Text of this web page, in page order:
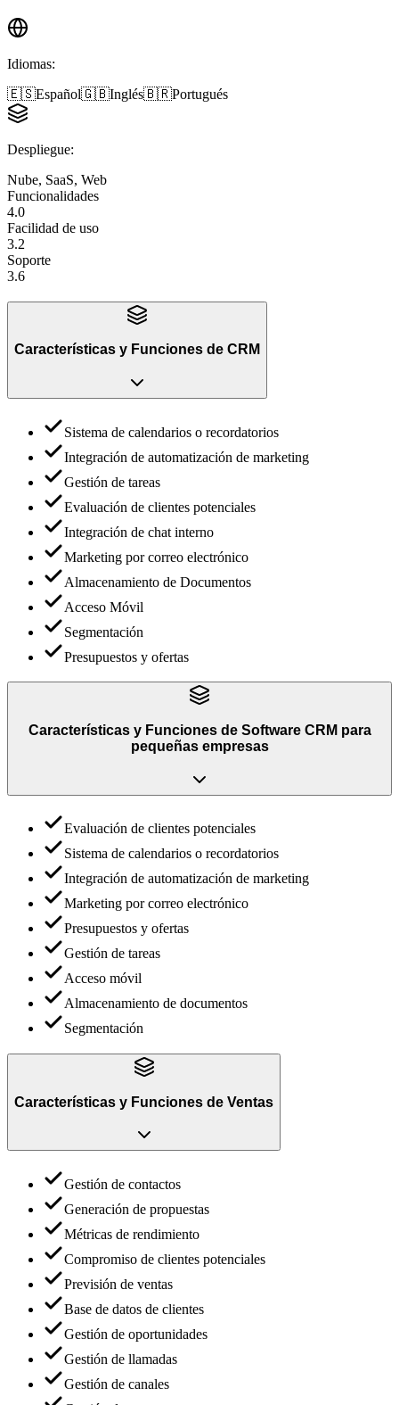
Idiomas:
🇪🇸Español🇬🇧Inglés🇧🇷Portugués
Despliegue:
Nube, SaaS, Web
Funcionalidades
4.0
Facilidad de uso
3.2
Soporte
3.6
Características y Funciones de CRM
Sistema de calendarios o recordatorios
Integración de automatización de marketing
Gestión de tareas
Evaluación de clientes potenciales
Integración de chat interno
Marketing por correo electrónico
Almacenamiento de Documentos
Acceso Móvil
Segmentación
Presupuestos y ofertas
Características y Funciones de Software CRM para
pequeñas empresas
Evaluación de clientes potenciales
Sistema de calendarios o recordatorios
Integración de automatización de marketing
Marketing por correo electrónico
Presupuestos y ofertas
Gestión de tareas
Acceso móvil
Almacenamiento de documentos
Segmentación
Características y Funciones de Ventas
Gestión de contactos
Generación de propuestas
Métricas de rendimiento
Compromiso de clientes potenciales
Previsión de ventas
Base de datos de clientes
Gestión de oportunidades
Gestión de llamadas
Gestión de canales